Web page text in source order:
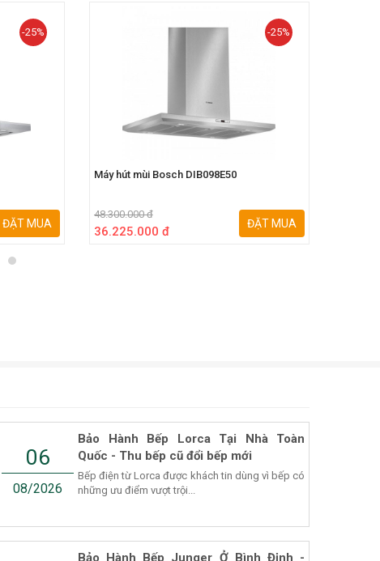
-25%
ĐẶT MUA
-25%
Máy hút mùi Bosch DIB098E50
48.300.000 đ
36.225.000 đ
ĐẶT MUA
06
08/2026
Bảo Hành Bếp Lorca Tại Nhà Toàn
Quốc - Thu bếp cũ đổi bếp mới
Bếp điện từ Lorca được khách tin dùng vì bếp có
những ưu điểm vượt trội...
Bảo Hành Bếp Junger Ở Bình Định -